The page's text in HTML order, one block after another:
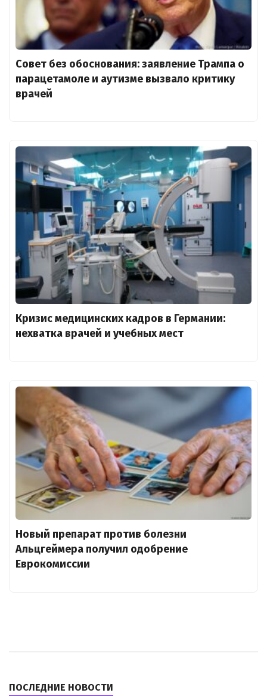
Совет без обоснования: заявление Трампа о
парацетамоле и аутизме вызвало критику
врачей
Кризис медицинских кадров в Германии:
нехватка врачей и учебных мест
Новый препарат против болезни
Альцгеймера получил одобрение
Еврокомиссии
ПОСЛЕДНИЕ НОВОСТИ